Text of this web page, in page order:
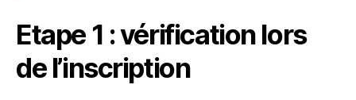
Etape 1 : vérification lors
de l’inscription